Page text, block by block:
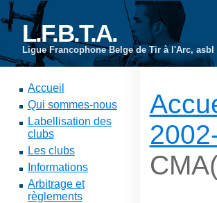
L.F.B.T.A.
Ligue Francophone Belge de Tir à l'Arc, asbl
Accueil
Qui sommes-nous
Labellisation des
clubs
Les clubs
Informations
Arbitrage et
règlements